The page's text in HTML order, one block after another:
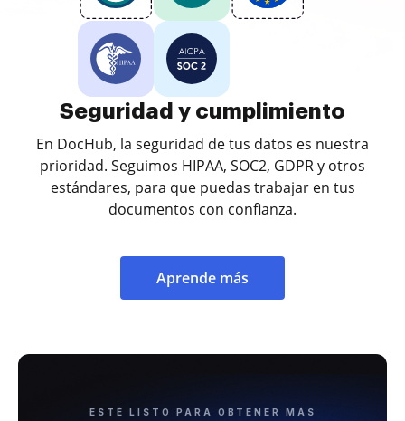
Seguridad y cumplimiento
En DocHub, la seguridad de tus datos es nuestra
prioridad. Seguimos HIPAA, SOC2, GDPR y otros
estándares, para que puedas trabajar en tus
documentos con confianza.
Aprende más
ESTÉ LISTO PARA OBTENER MÁS